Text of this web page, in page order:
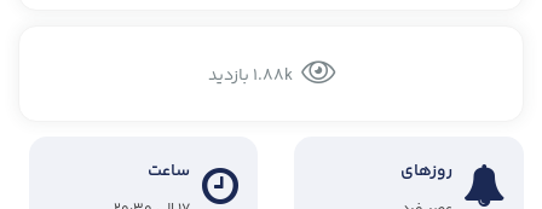
1.88k بازدید
روزهای ساعت